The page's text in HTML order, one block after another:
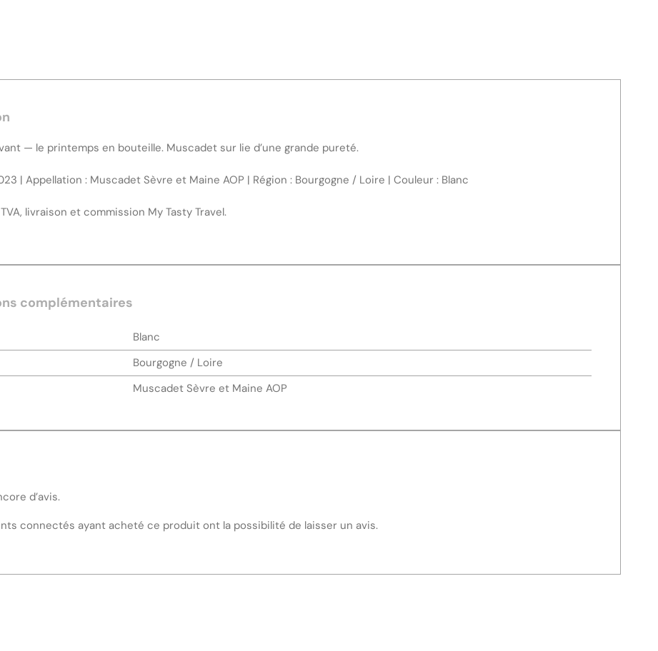
— le printemps en bouteille. Muscadet sur lie d’une grande pureté.
| Appellation : Muscadet Sèvre et Maine AOP | Région : Bourgogne / Loire | Couleur : Blanc
livraison et commission My Tasty Travel.
complémentaires
Blanc
Bourgogne / Loire
Muscadet Sèvre et Maine AOP
d’avis.
connectés ayant acheté ce produit ont la possibilité de laisser un avis.